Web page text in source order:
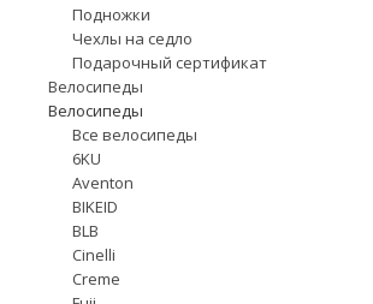
Подножки
Чехлы на седло
Подарочный сертификат
Велосипеды
Велосипеды
Все велосипеды
6KU
Aventon
BIKEID
BLB
Cinelli
Creme